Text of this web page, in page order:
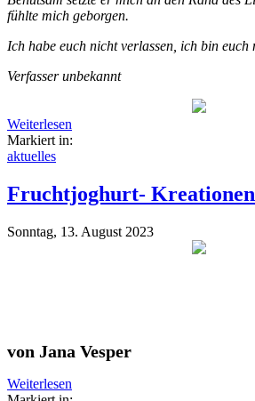
fühlte mich geborgen.
Ich habe euch nicht verlassen, ich bin euch
Verfasser unbekannt
Weiterlesen
Markiert in:
aktuelles
Fruchtjoghurt- Kreationen
Sonntag, 13. August 2023
von Jana Vesper
Weiterlesen